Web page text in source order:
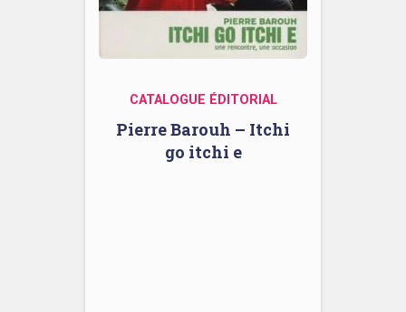
CATALOGUE ÉDITORIAL
Pierre Barouh – Itchi
go itchi e